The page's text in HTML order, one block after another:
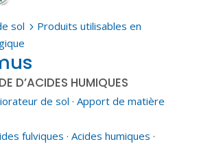
sol 5 Produits utilisables en
D’ACIDES HUMIQUES
de sol · Apport de matière
fulviques · Acides humiques ·